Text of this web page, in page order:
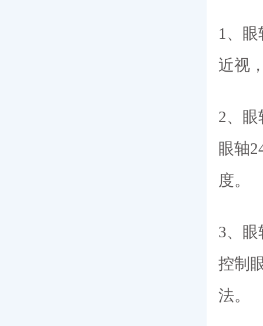
1、
近视
2、
眼轴
度。
3、
控制
法。